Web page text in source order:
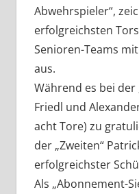
Abwehrspieler“,
erfolgreichsten
Senioren-Teams
aus.
Während es bei
Friedl und
acht Tore) zu
der „Zweiten“
erfolgreichster
Als „Abonnement-